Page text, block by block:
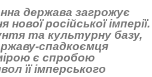
держава загрожує
російської імперії.
та культурну базу,
спадкоємця
є спробою
її імперського